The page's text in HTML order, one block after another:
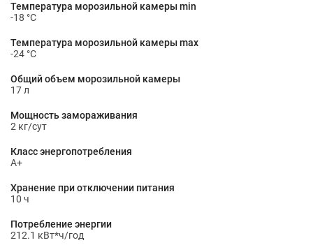
Температура морозильной камеры min
-18 °С
Температура морозильной камеры max
-24 °С
Общий объем морозильной камеры
17 л
Мощность замораживания
2 кг/сут
Класс энергопотребления
A+
Хранение при отключении питания
10 ч
Потребление энергии
212.1 кВт*ч/год